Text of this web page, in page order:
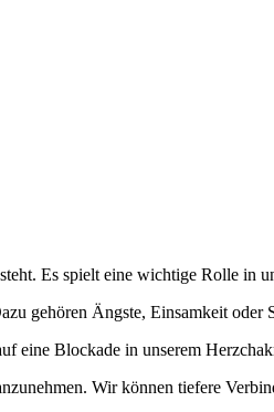
Es spielt eine wichtige Rolle in
gehören Ängste, Einsamkeit
eine Blockade in unserem
Wir können tiefere